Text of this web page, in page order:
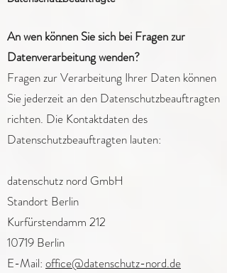
An wen können Sie sich bei Fragen zur
Datenverarbeitung wenden?
Fragen zur Verarbeitung Ihrer Daten können
Sie jederzeit an den Datenschutzbeauftragten
richten. Die Kontaktdaten des
Datenschutzbeauftragten lauten:
datenschutz nord GmbH
Standort Berlin
Kurfürstendamm 212
10719 Berlin
E-Mail: office@datenschutz-nord.de